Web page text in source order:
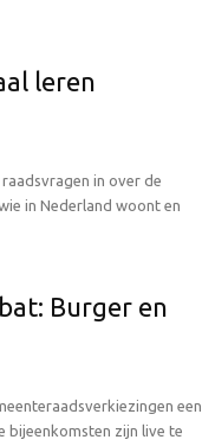
leren
in over de
in Nederland woont en
Burger en
een
bijeenkomsten zijn live te